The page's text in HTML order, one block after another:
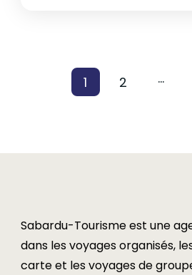
Pagination
Page
1 Page
2 …
Sabardu-Tourisme est une
dans les voyages organisés,
carte et les voyages de